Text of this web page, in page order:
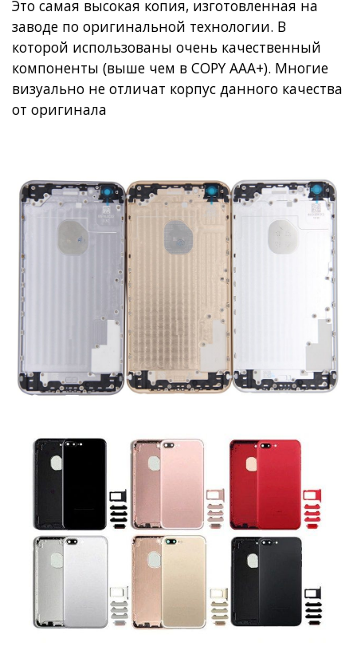
Это самая высокая копия, изготовленная на
заводе по оригинальной технологии. В
которой использованы очень качественный
компоненты (выше чем в COPY AAA+). Многие
визуально не отличат корпус данного качества
от оригинала